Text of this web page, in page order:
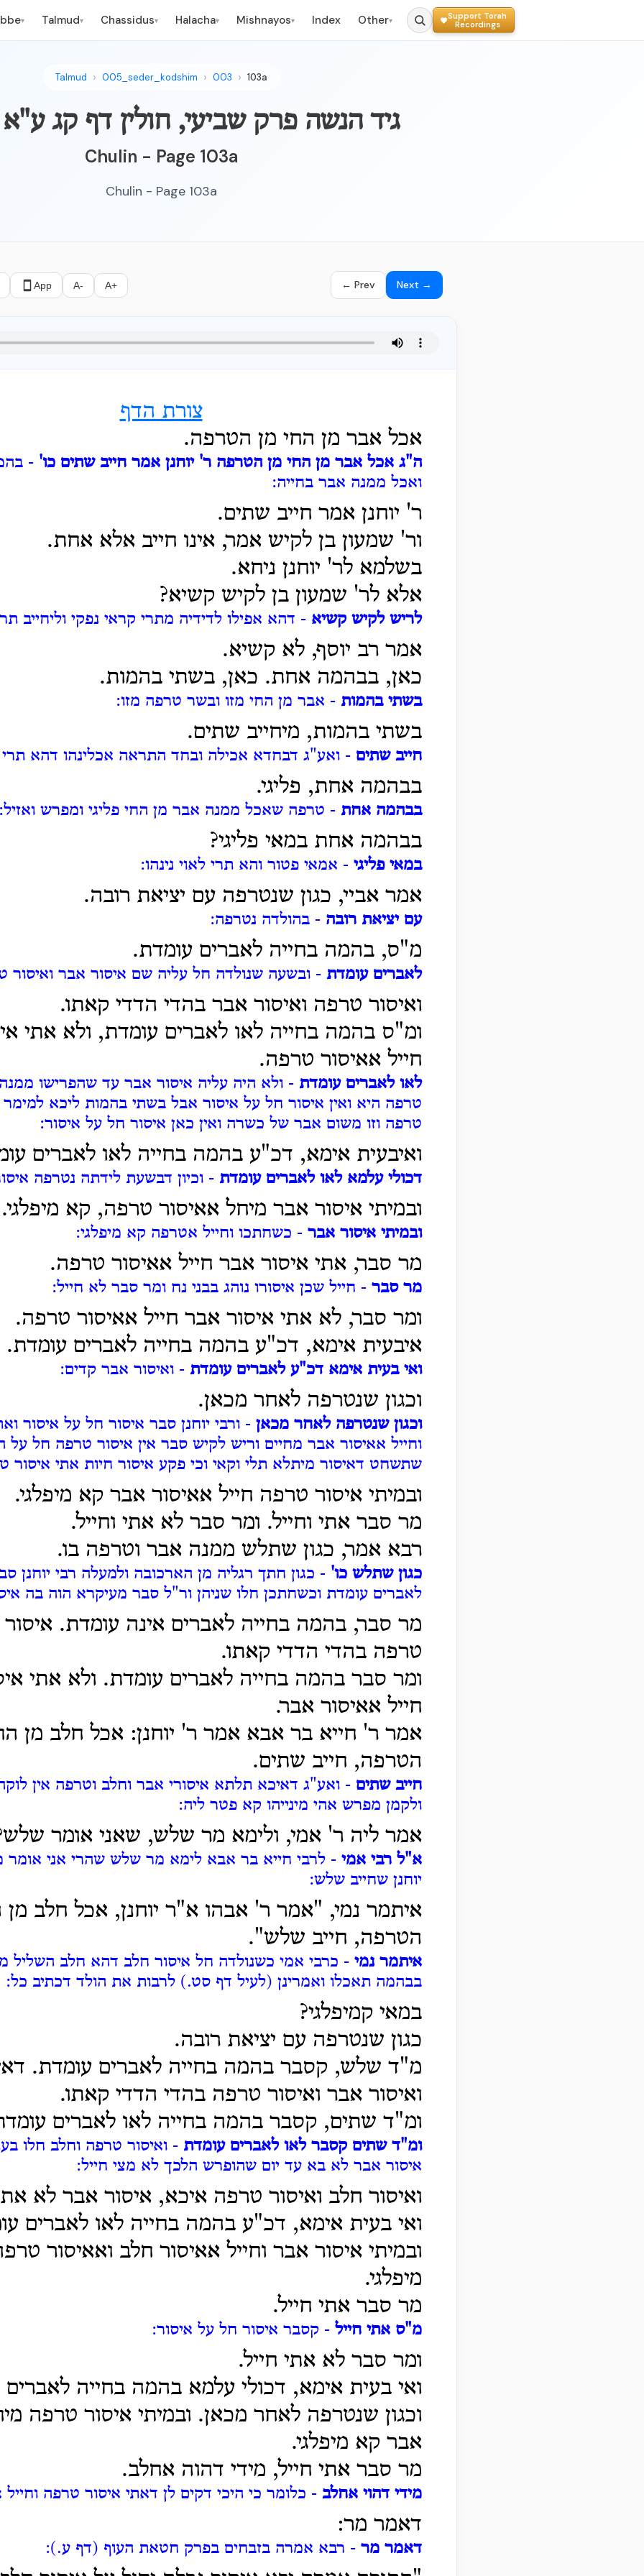
▾ Talmud▾ Chassidus▾ Halacha▾ Mishnayos▾ Index Other▾
Support Torah
Recordings
Talmud 005_seder_kodshim 003 103a
103a - גיד הנשה פרק שביעי, חולין דף קג ע"א
Chulin - Page 103a
Chulin - Page 103a
App A- A+ ← Prev Next →
צורת הדף
אכל אבר מן החי מן הטרפה.
ה"ג אכל אבר מן החי מן הטרפה ר' יוחנן אמר חייב שתים כו' -
ואכל ממנה אבר בחייה:
ר' יוחנן אמר חייב שתים.
ור' שמעון בן לקיש אמר, אינו חייב אלא אחת.
בשלמא לר' יוחנן ניחא.
אלא לר' שמעון בן לקיש קשיא?
לריש לקיש קשיא - דהא אפילו לדידיה מתרי קראי נפקי וליחייב
אמר רב יוסף, לא קשיא.
כאן, בבהמה אחת. כאן, בשתי בהמות.
בשתי בהמות - אבר מן החי מזו ובשר טרפה מזו:
בשתי בהמות, מיחייב שתים.
חייב שתים - ואע"ג דבחדא אכילה ובחד התראה אכלינהו דהא תרי
בבהמה אחת, פליגי.
בבהמה אחת - טרפה שאכל ממנה אבר מן החי פליגי ומפרש ואזיל:
בבהמה אחת במאי פליגי?
במאי פליגי - אמאי פטור והא תרי לאוי נינהו:
אמר אביי, כגון שנטרפה עם יציאת רובה.
עם יציאת רובה - בהולדה נטרפה:
מ"ס, בהמה בחייה לאברים עומדת.
לאברים עומדת - ובשעה שנולדה חל עליה שם איסור אבר ואיסור
ואיסור טרפה ואיסור אבר בהדי הדדי קאתו.
ומ"ס בהמה בחייה לאו לאברים עומדת, ולא אתי
חייל אאיסור טרפה.
לאו לאברים עומדת - ולא היה עליה איסור אבר עד שהפרישו
טרפה היא ואין איסור חל על איסור אבל בשתי בהמות ליכא למימר
טרפה וזו משום אבר של כשרה ואין כאן איסור חל על איסור:
ואיבעית אימא, דכ"ע בהמה בחייה לאו לאברים
דכולי עלמא לאו לאברים עומדת - וכיון דבשעת לידתה נטרפה
ובמיתי איסור אבר מיחל אאיסור טרפה, קא מיפלגי.
ובמיתי איסור אבר - כשחתכו וחייל אטרפה קא מיפלגי:
מר סבר, אתי איסור אבר חייל אאיסור טרפה.
מר סבר - חייל שכן איסורו נוהג בבני נח ומר סבר לא חייל:
ומר סבר, לא אתי איסור אבר חייל אאיסור טרפה.
איבעית אימא, דכ"ע בהמה בחייה לאברים עומדת.
ואי בעית אימא דכ"ע לאברים עומדת - ואיסור אבר קדים:
וכגון שנטרפה לאחר מכאן.
וכגון שנטרפה לאחר מכאן - ורבי יוחנן סבר איסור חל על איסור
וחייל אאיסור אבר מחיים וריש לקיש סבר אין איסור טרפה חל
שתשחט דאיסור מיתלא תלי וקאי וכי פקע איסור חיות אתי איסור
ובמיתי איסור טרפה חייל אאיסור אבר קא מיפלגי.
מר סבר אתי וחייל. ומר סבר לא אתי וחייל.
רבא אמר, כגון שתלש ממנה אבר וטרפה בו.
כגון שתלש כו' - כגון חתך רגליה מן הארכובה ולמעלה רבי יוחנן
לאברים עומדת וכשחתכן חלו שניהן ור"ל סבר מעיקרא הוה בה
מר סבר, בהמה בחייה לאברים אינה עומדת. איסור
טרפה בהדי הדדי קאתו.
ומר סבר בהמה בחייה לאברים עומדת. ולא אתי
חייל אאיסור אבר.
אמר ר' חייא בר אבא אמר ר' יוחנן: אכל חלב מן
הטרפה, חייב שתים.
חייב שתים - ואע"ג דאיכא תלתא איסורי אבר וחלב וטרפה אין
ולקמן מפרש אהי מינייהו קא פטר ליה:
אמר ליה ר' אמי, ולימא מר שלש, שאני אומר
א"ל רבי אמי - לרבי חייא בר אבא לימא מר שלש שהרי אני אומר
יוחנן שחייב שלש:
איתמר נמי, "אמר ר' אבהו א"ר יוחנן, אכל חלב מן
הטרפה, חייב שלש".
איתמר נמי - כרבי אמי כשנולדה חל איסור חלב דהא חלב השליל
בבהמה תאכלו ואמרינן (לעיל דף סט.) לרבות את הולד דכתיב כל:
במאי קמיפלגי?
כגון שנטרפה עם יציאת רובה.
מ"ד שלש, קסבר בהמה בחייה לאברים עומדת.
ואיסור אבר ואיסור טרפה בהדי הדדי קאתו.
ומ"ד שתים, קסבר בהמה בחייה לאו לאברים
ומ"ד שתים קסבר לאו לאברים עומדת - ואיסור טרפה וחלב חלו
איסור אבר לא בא עד יום שהופרש הלכך לא מצי חייל:
ואיסור חלב ואיסור טרפה איכא, איסור אבר לא
ואי בעית אימא, דכ"ע בהמה בחייה לאו לאברים
ובמיתי איסור אבר וחייל אאיסור חלב ואאיסור
מיפלגי.
מר סבר אתי חייל.
מ"ס אתי חייל - קסבר איסור חל על איסור:
ומר סבר לא אתי חייל.
ואי בעית אימא, דכולי עלמא בהמה בחייה
וכגון שנטרפה לאחר מכאן. ובמיתי איסור טרפה
אבר קא מיפלגי.
מר סבר אתי חייל, מידי דהוה אחלב.
מידי דהוי אחלב - כלומר כי היכי דקים לן דאתי איסור טרפה
דאמר מר:
דאמר מר - רבא אמרה בזבחים בפרק חטאת העוף (דף ע.):